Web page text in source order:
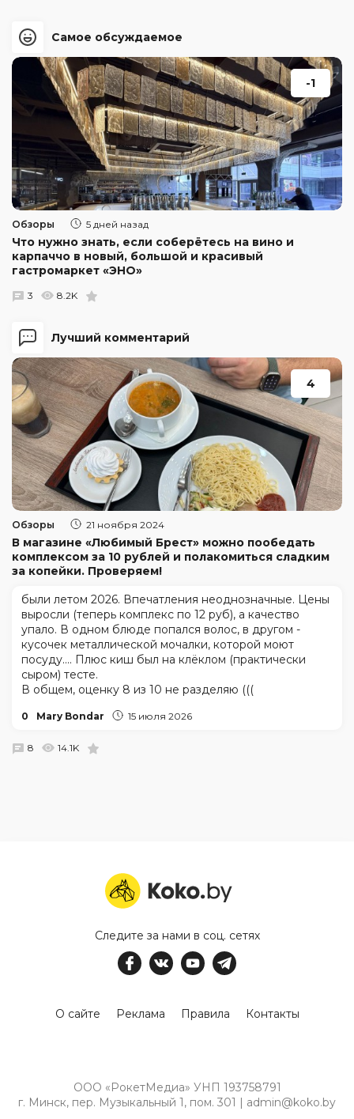
Лучший комментарий
4
Обзоры 21 ноября 2024
В магазине «Любимый Брест» можно пообедать
комплексом за 10 рублей и полакомиться сладким
за копейки. Проверяем!
были летом 2026. Впечатления неоднозначные. Цены
выросли (теперь комплекс по 12 руб), а качество
упало. В одном блюде попался волос, в другом -
кусочек металлической мочалки, которой моют
посуду.... Плюс киш был на клёклом (практически
сыром) тесте.
В общем, оценку 8 из 10 не разделяю (((
0 Mary Bondar 15 июля 2026
8 14.1K
Самое обсуждаемое
-1
Обзоры 5 дней назад
Что нужно знать, если соберётесь на вино и
карпаччо в новый, большой и красивый
гастромаркет «ЭНО»
3 8.2K
Следите за нами в соц. сетях
О сайте Реклама Правила Контакты
ООО «РокетМедиа» УНП 193758791
г. Минск, пер. Музыкальный 1, пом. 301 | admin@koko.by